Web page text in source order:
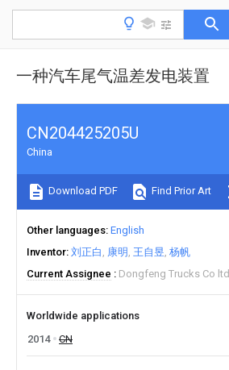
一种汽车尾气温差发电装置
CN204425205U
China
Download PDF Find Prior Art
Other languages English
Inventor 刘正白 康明 王自昱 杨帆
Current Assignee
Dongfeng Trucks Co ltd
Worldwide applications
2014
CN